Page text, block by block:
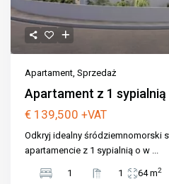
Apartament,Sprzedaż
Apartament z 1 sypialnią
€ 139,500+VAT
Odkryj idealny śródziemnomorski
apartamencie z 1 sypialnią o w ...
1 1 64 m2